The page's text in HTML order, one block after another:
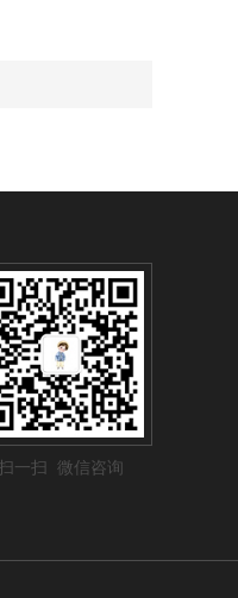
一扫 微信咨询